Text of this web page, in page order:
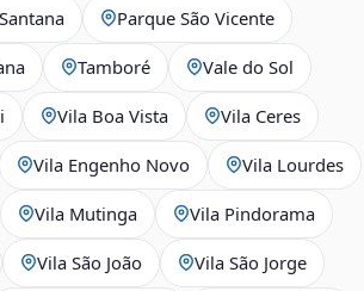
Parque São Vicente
Tamboré Vale do Sol
Vila Boa Vista Vila Ceres
Vila Engenho Novo Vila Lourdes
Vila Mutinga Vila Pindorama
Vila São João Vila São Jorge